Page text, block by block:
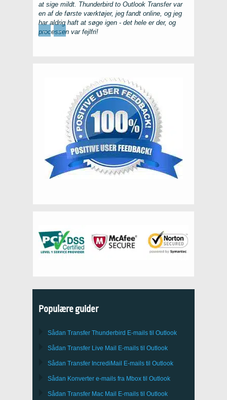
at sige mildt. Thunderbird to Outlook Transfervar
en af ​​de første værktøjer, jeg fandt online, og jeg
har aldrig haft at søge igen - det hele er der, og
processen var fejlfri!
← →
Populære guider
Sådan Transfer Thunderbird E-mails til Outlook
Sådan Transfer Live Mail E-mails til Outlook
Sådan Transfer IncrediMail E-mails til Outlook
Sådan Konverter e-mails fra Mbox til Outlook
Sådan Transfer Mac Mail E-mails til Outlook